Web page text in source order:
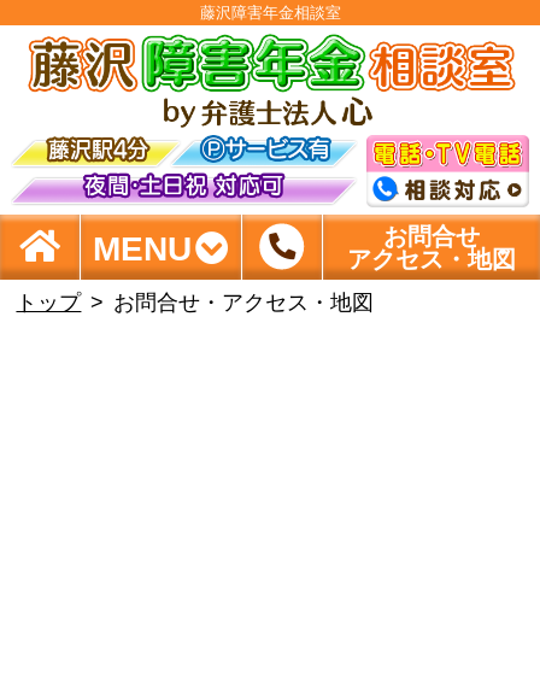
藤沢障害年金相談室
MENU
お問合せ
アクセス・地図
トップ お問合せ・アクセス・地図